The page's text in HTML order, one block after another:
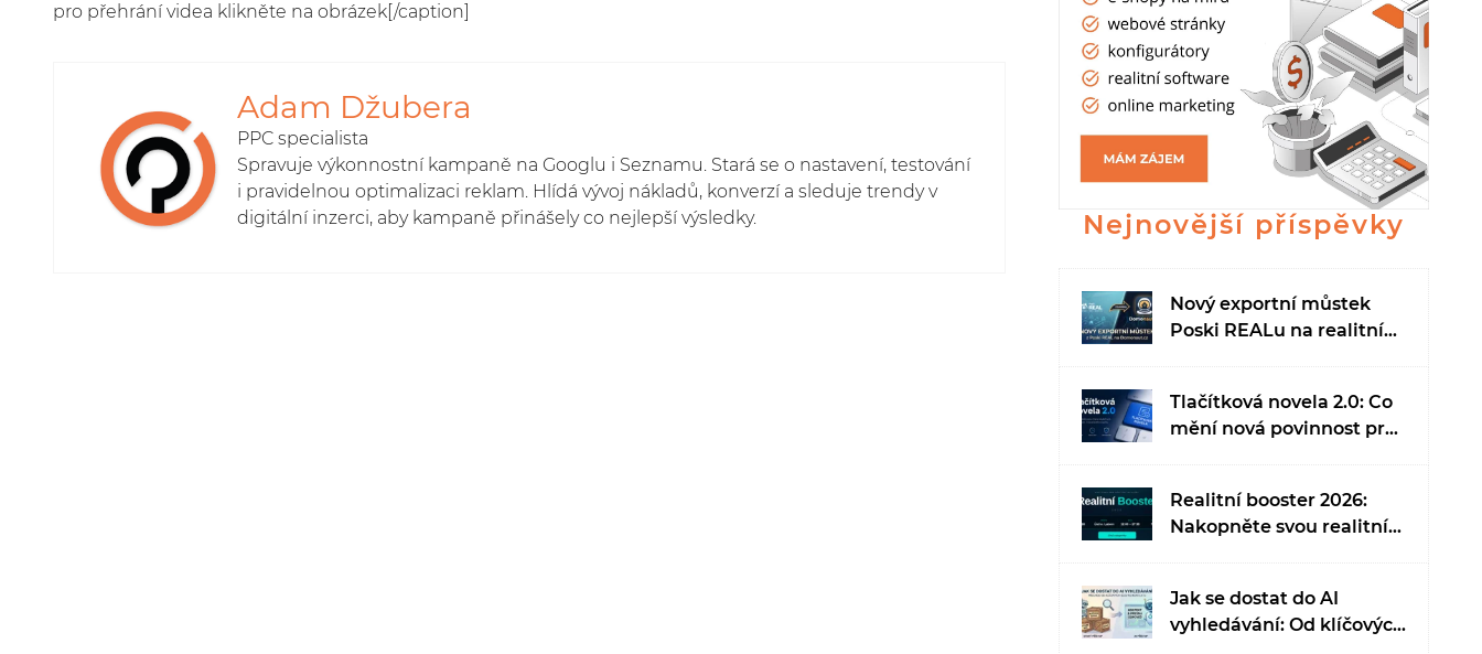
pro přehrání videa klikněte na obrázek[/caption]
Adam Džubera
PPC specialista
Spravuje výkonnostní kampaně na Googlu i Seznamu. Stará se o nastavení, testování
i pravidelnou optimalizaci reklam. Hlídá vývoj nákladů, konverzí a sleduje trendy v
digitální inzerci, aby kampaně přinášely co nejlepší výsledky.
Nejnovější příspěvky
Nový exportní můstek
Poski REALu na realitní
Tlačítková novela 2.0: Co
mění nová povinnost pro
Realitní booster 2026:
Nakopněte svou realitní
Jak se dostat do AI
vyhledávání: Od klíčových